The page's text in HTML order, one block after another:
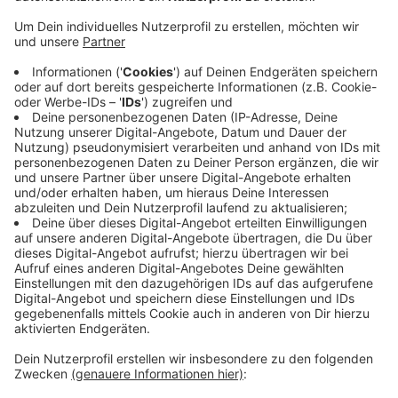
Erziehungsverein und vielen weiteren Teilnehmern
dem Motto "Vielfalt im Quartier" feiert die
Nachbarschaft mit jedem Interessierten bei
leckerem vom Grill, einem Blasorchester und einer
große Fotoaktion.
Los geht's morgen um 15:00 Uhr und geht bis 18:00
Uhr.
Veröffentlicht:Donnerstag, 13.06.2019 13:28
Anzeige